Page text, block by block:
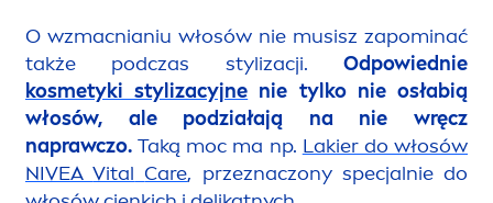
O wzmacnianiu włosów nie musisz zapominać
także podczas stylizacji. Odpowiednie
kosmetyki stylizacyjne nie tylko nie osłabią
włosów, ale podziałają na nie wręcz
naprawczo.Taką moc ma np. Lakier do włosów
NIVEA Vital Care, przeznaczony specjalnie do